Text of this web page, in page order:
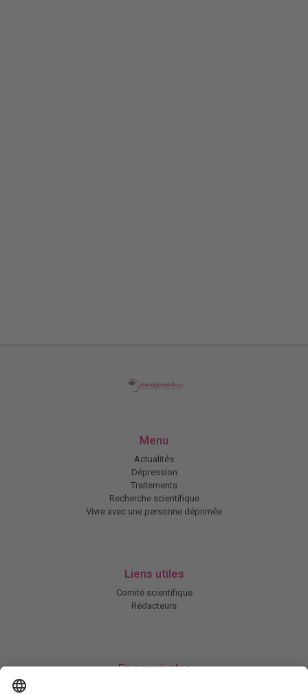
Menu
Actualités
Dépression
Traitements
Recherche scientifique
Vivre avec une personne déprimée
Liens utiles
Comité scientifique
Rédacteurs
En savoir plus